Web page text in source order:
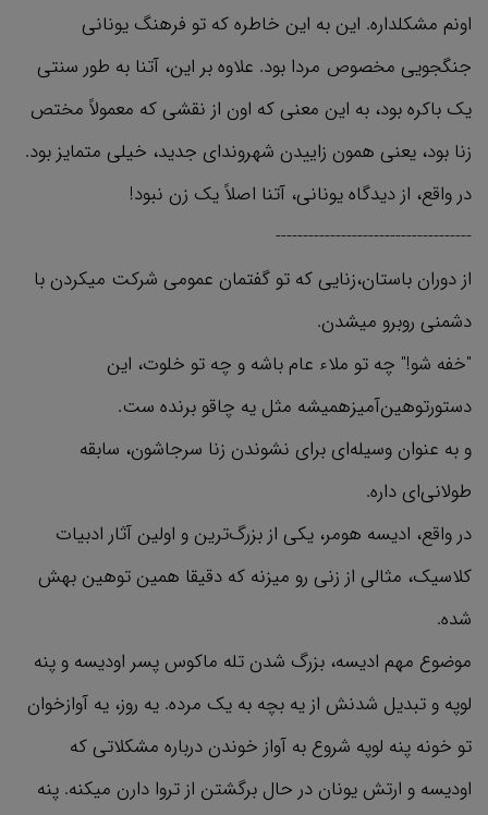
اونم مشکلداره. این به این خاطره که تو فرهنگ یونانی
جنگجویی مخصوص مردا بود. علاوه بر این، آتنا به طور سنتی
یک باکره بود، به این معنی که اون از نقشی که معمولاً مختص
زنا بود، یعنی همون زاییدن شهروندای جدید، خیلی متمایز بود.
در واقع، از دیدگاه یونانی، آتنا اصلاً یک زن نبود!
------------------------------------
از دوران باستان،زنایی که تو گفتمان عمومی شرکت میکردن با
دشمنی روبرو میشدن.
"خفه شو!" چه تو ملاء عام باشه و چه تو خلوت، این
دستورتوهین‌آمیزهمیشه مثل یه چاقو برنده ست.
و به عنوان وسیله‌ای برای نشوندن زنا سرجاشون، سابقه
طولانی‌ای داره.
در واقع، ادیسه هومر، یکی از بزرگ‌ترین و اولین آثار ادبیات
کلاسیک، مثالی از زنی رو میزنه که دقیقا همین توهین بهش
شده.
موضوع مهم ادیسه، بزرگ شدن تله ماکوس پسر اودیسه و پنه
لوپه و تبدیل شدنش از یه بچه به یک مرده. یه روز، یه آوازخوان
تو خونه پنه لوپه شروع به آواز خوندن درباره مشکلاتی که
اودیسه و ارتش یونان در حال برگشتن از تروا دارن میکنه. پنه